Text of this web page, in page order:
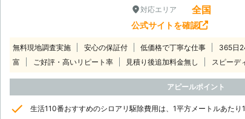
対応エリア 全国
公式サイトを確認
無料現地調査実施 安心の保証付 低価格で丁寧な仕事 365日
富
ご好評・高いリピート率 見積り後追加料金無し スピーデ
アピールポイント
生活110番おすすめのシロアリ駆除費用は、1平方メートルあたり